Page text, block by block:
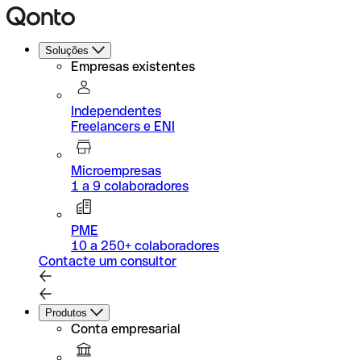
Soluções
Empresas existentes
Independentes
Freelancers e ENI
Microempresas
1 a 9 colaboradores
PME
10 a 250+ colaboradores
Contacte um consultor
Produtos
Conta empresarial